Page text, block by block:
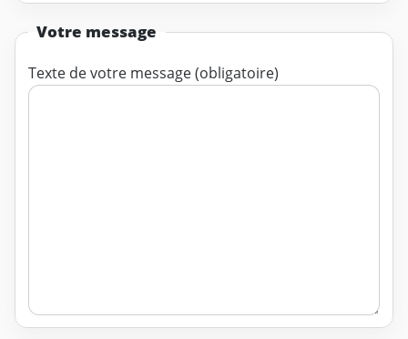
Votre message
Texte de votre message (obligatoire)